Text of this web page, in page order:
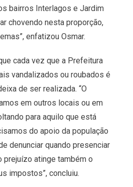
bairros Interlagos e Jardim
chovendo nesta proporção,
enfatizou Osmar.
cada vez que a Prefeitura
vandalizados ou roubados é
de ser realizada. “O
em outros locais ou em
para aquilo que está
do apoio da população
denunciar quando presenciar
atinge também o
impostos”, concluiu.